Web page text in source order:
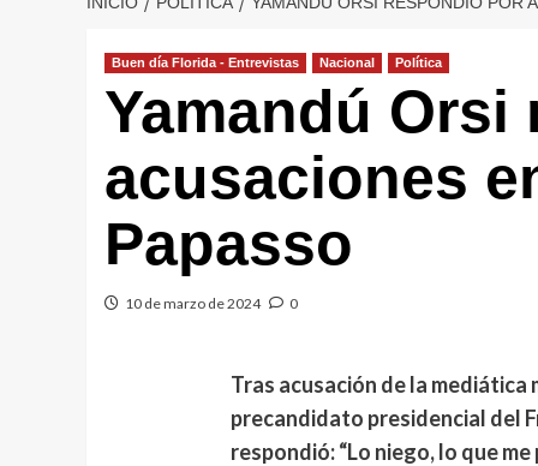
Buen día Florida - Entrevistas Nacional Política
Yamandú
acusaciones
Papasso
10 de marzo de 2024 0
Tras acusación de la mediática
precandidato presidencial del
respondió: “Lo niego, lo que